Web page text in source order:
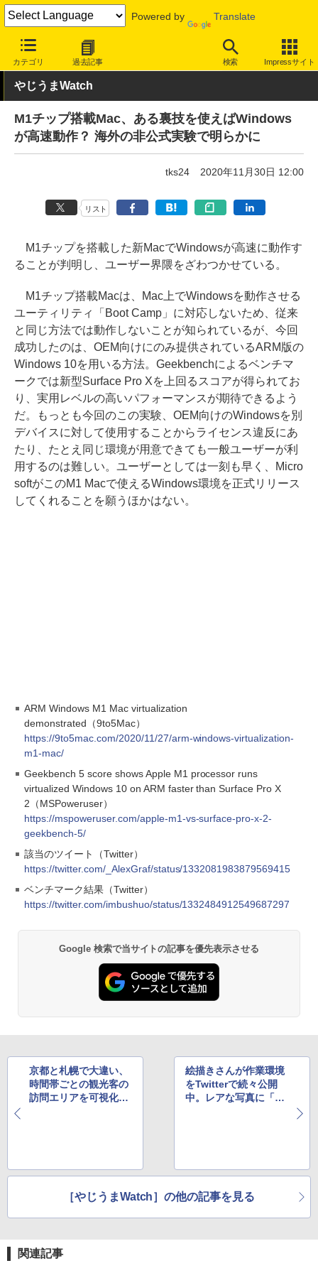
Powered by Translate
カテゴリ 過去記事 検索 Impressサイト
INTERNET Watch トピック
やじうまWatch
M1チップ搭載Mac、ある裏技を使えばWindows
が高速動作？ 海外の非公式実験で明らかに
tks24 2020年11月30日 12:00
リスト
M1チップを搭載した新MacでWindowsが高速に動作す
ることが判明し、ユーザー界隈をざわつかせている。
M1チップ搭載Macは、Mac上でWindowsを動作させる
ユーティリティ「Boot Camp」に対応しないため、従来
と同じ方法では動作しないことが知られているが、今回
成功したのは、OEM向けにのみ提供されているARM版の
Windows 10を用いる方法。Geekbenchによるベンチマ
ークでは新型Surface Pro Xを上回るスコアが得られてお
り、実用レベルの高いパフォーマンスが期待できるよう
だ。もっとも今回のこの実験、OEM向けのWindowsを別
デバイスに対して使用することからライセンス違反にあ
たり、たとえ同じ環境が用意できても一般ユーザーが利
用するのは難しい。ユーザーとしては一刻も早く、Micro
softがこのM1 Macで使えるWindows環境を正式リリース
してくれることを願うほかはない。
ARM Windows M1 Mac virtualization
demonstrated（9to5Mac）
https://9to5mac.com/2020/11/27/arm-windows-virtualization-
m1-mac/
Geekbench 5 score shows Apple M1 processor runs
virtualized Windows 10 on ARM faster than Surface Pro X
2（MSPoweruser）
https://mspoweruser.com/apple-m1-vs-surface-pro-x-2-
geekbench-5/
該当のツイート（Twitter）
https://twitter.com/_AlexGraf/status/1332081983879569415
ベンチマーク結果（Twitter）
https://twitter.com/imbushuo/status/1332484912549687297
Google 検索で当サイトの記事を優先表示させる
京都と札幌で大違い、
時間帯ごとの観光客の
訪問エリアを可視化し
絵描きさんが作業環境
をTwitterで続々公開
中。レアな写真に「見
［やじうまWatch］の他の記事を見る
関連記事